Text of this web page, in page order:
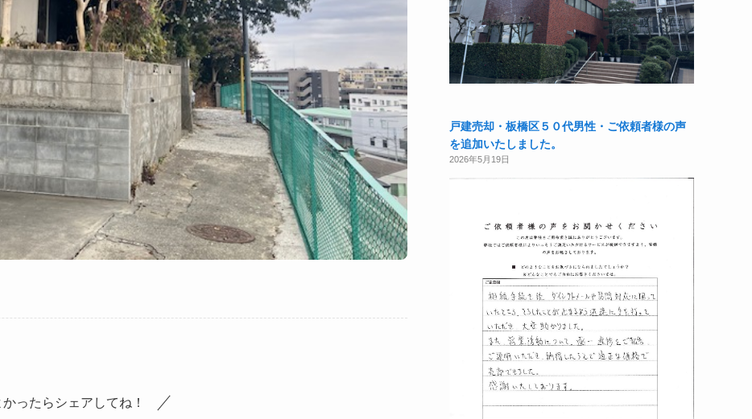
かったらシェアしてね！
戸建売却・板橋区５０代男性・ご依頼者様の声
を追加いたしました。
2026年5月19日